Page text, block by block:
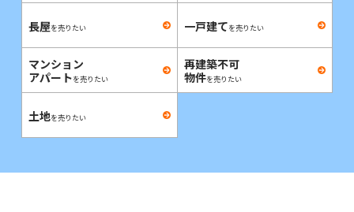
長屋を売りたい 一戸建てを売りたい
マンション
アパートを売りたい
再建築不可
物件を売りたい
土地を売りたい